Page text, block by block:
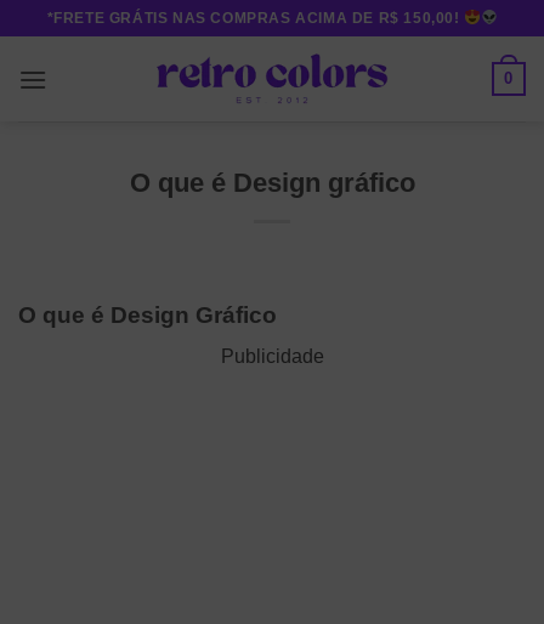
content
*FRETE GRÁTIS NAS COMPRAS ACIMA DE R$ 150,00!
0
O que é Design gráfico
O que é Design Gráfico
Publicidade